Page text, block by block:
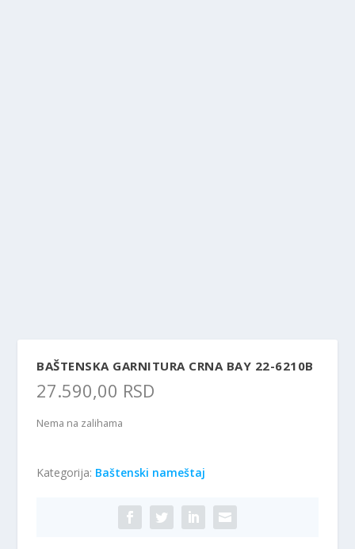
BAŠTENSKA GARNITURA CRNA BAY 22-6210B
27.590,00 RSD
Nema na zalihama
Kategorija: Baštenski nameštaj